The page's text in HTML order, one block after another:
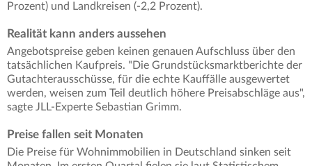
Prozent) und Landkreisen (-2,2 Prozent).
Realität kann anders aussehen
Angebotspreise geben keinen genauen Aufschluss über den
tatsächlichen Kaufpreis. "Die Grundstücksmarktberichte der
Gutachterausschüsse, für die echte Kauffälle ausgewertet
werden, weisen zum Teil deutlich höhere Preisabschläge aus",
sagte JLL-Experte Sebastian Grimm.
Preise fallen seit Monaten
Die Preise für Wohnimmobilien in Deutschland sinken seit